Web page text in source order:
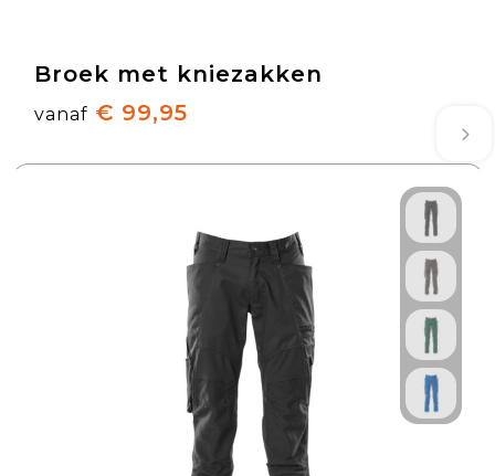
Broek met kniezakken
vanaf € 99,95